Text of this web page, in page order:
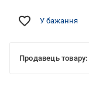
У бажання
Продавець товару: